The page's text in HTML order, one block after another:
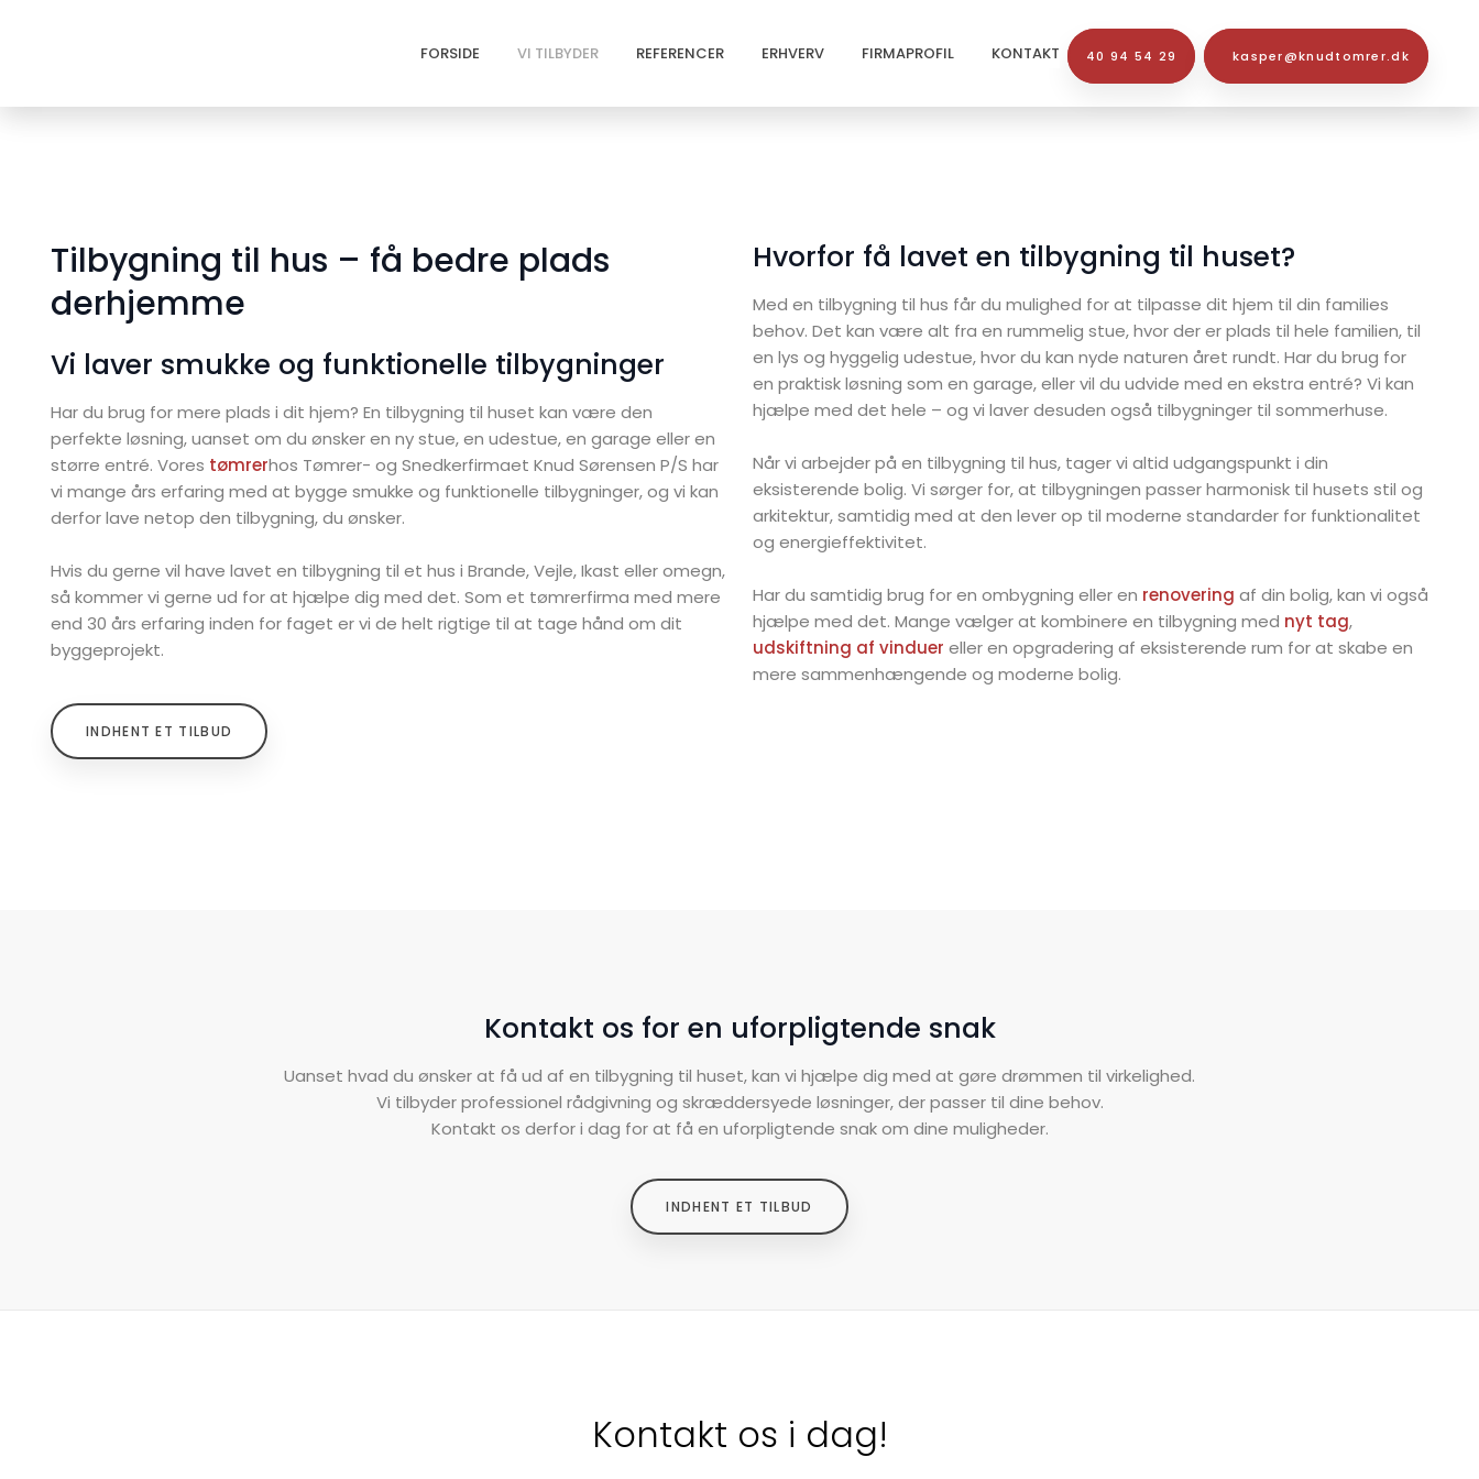
FORSIDE VI TILBYDER REFERENCER ERHVERV FIRMAPROFIL KONTAKT 40 94 54 29 kasper@knudtomrer.dk
Tilbygning til hus – få bedre plads
derhjemme
Vi laver smukke og funktionelle tilbygninger
Har du brug for mere plads i dit hjem? En tilbygning til huset kan være den
perfekte løsning, uanset om du ønsker en ny stue, en udestue, en garage eller en
større entré. Vores tømrerhos Tømrer- og Snedkerfirmaet Kn​ud Sørensen P/S har
vi mange års erfaring med at bygge smukke og funktionelle tilbygninger, og vi kan
derfor lave netop den tilbygning, du ønsker.
Hvis du gerne vil have lavet en tilbygning til et hus i Brande, Vejle, Ikast eller omegn,
så kommer vi gerne ud for at hjælpe dig med det. Som et tømrerfirma med mere
end 30 års erfaring inden for faget er vi de helt rigtige til at tage hånd om dit
byggeprojekt.
INDHENT ET TILBUD​
Hvorfor få lavet en tilbygning til huset?
Med en tilbygning til hus får du mulighed for at tilpasse dit hjem til din families
behov. Det kan være alt fra en rummelig stue, hvor der er plads til hele familien, til
en lys og hyggelig udestue, hvor du kan nyde naturen året rundt. Har du brug for
en praktisk løsning som en garage, eller vil du udvide med en ekstra entré? Vi kan
hjælpe med det hele – og vi laver desuden også tilbygninger til sommerhuse.
Når vi arbejder på en tilbygning til hus, tager vi altid udgangspunkt i din
eksisterende bolig. Vi sørger for, at tilbygningen passer harmonisk til husets stil og
arkitektur, samtidig med at den lever op til moderne standarder for funktionalitet
og energieffektivitet.
Har du samtidig brug for en ombygning eller en renovering af din bolig, kan vi også
hjælpe med det. Mange vælger at kombinere en tilbygning med nyt tag,
udskiftning af vinduer eller en opgradering af eksisterende rum for at skabe en
mere sammenhængende og moderne bolig.
Kontakt os for en uforpligtende snak
Uanset hvad du ønsker at få ud af en tilbygning til huset, kan vi hjælpe dig med at gøre drømmen til virkelighed.
​Vi tilbyder professionel rådgivning og skræddersyede løsninger, der passer til dine behov.
​Kontakt os derfor i dag for at få en uforpligtende snak om dine muligheder.
INDHENT ET TILBUD​
Kontakt os i dag!